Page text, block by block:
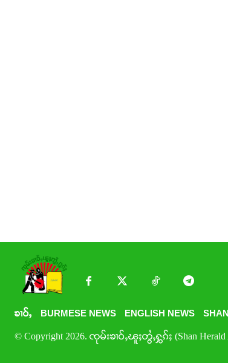
ၶၢဝ်ႇ BURMESE NEWS ENGLISH NEWS
© Copyright 2026. ၸုမ်းၶၢဝ်ႇၽူႈတွႆႇႁွၵ်ႈ (Shan Herald